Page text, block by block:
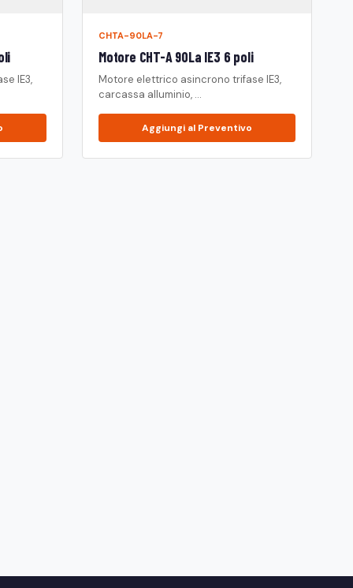
IE3,
CHTA-90LA-7
Motore CHT-A 90La IE3 6 poli
Motore elettrico asincrono trifase IE3,
carcassa alluminio, ...
Aggiungi al Preventivo